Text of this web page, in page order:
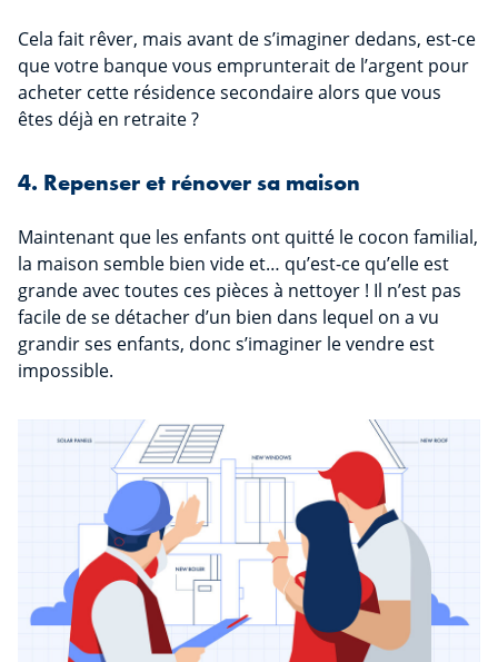
Cela fait rêver, mais avant de s’imaginer dedans, est-ce
que votre banque vous emprunterait de l’argent pour
acheter cette résidence secondaire alors que vous
êtes déjà en retraite ?
4. Repenser et rénover sa maison
Maintenant que les enfants ont quitté le cocon familial,
la maison semble bien vide et… qu’est-ce qu’elle est
grande avec toutes ces pièces à nettoyer ! Il n’est pas
facile de se détacher d’un bien dans lequel on a vu
grandir ses enfants, donc s’imaginer le vendre est
impossible.